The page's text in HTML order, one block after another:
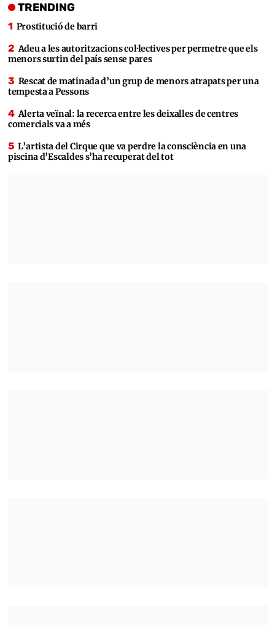
TRENDING
Prostitució de barri
Adeu a les autoritzacions col·lectives per permetre que els
menors surtin del país sense pares
Rescat de matinada d’un grup de menors atrapats per una
tempesta a Pessons
Alerta veïnal: la recerca entre les deixalles de centres
comercials va a més
L’artista del Cirque que va perdre la consciència en una
piscina d’Escaldes s’ha recuperat del tot